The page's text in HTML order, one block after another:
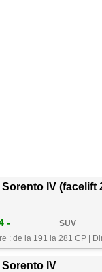
Sorento IV (facelift
-
SUV
: de la 191 la 281 CP
Sorento IV